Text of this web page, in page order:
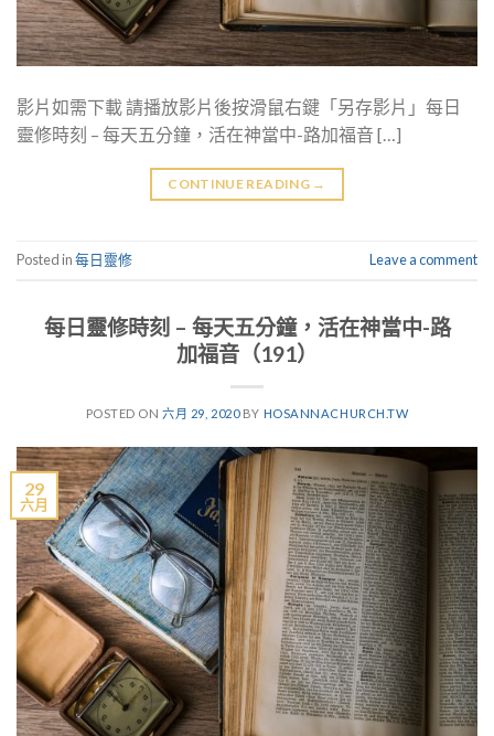
影片如需下載 請播放影片後按滑鼠右鍵「另存影片」每日
靈修時刻 – 每天五分鐘，活在神當中-路加福音 […]
CONTINUE READING →
Posted in每日靈修 Leave a comment
每日靈修時刻 – 每天五分鐘，活在神當中-路
加福音（191）
POSTED ON六月 29, 2020BY HOSANNACHURCH.TW
29
六月